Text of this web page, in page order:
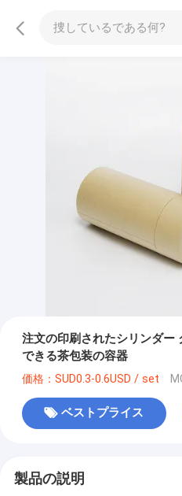
注文の印刷されたシリンダー
できる茶包装の容器
価格：SUD0.3-0.6USD / set
ベストプライス
製品の説明